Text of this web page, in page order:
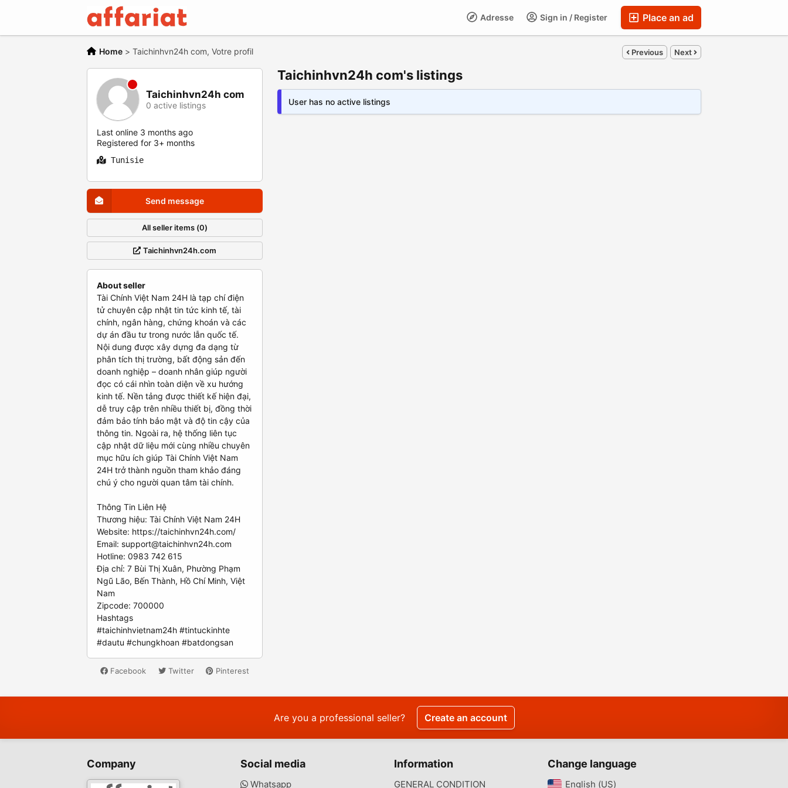
Place an ad
Sign in / Register
Adresse
Home > Taichinhvn24h com, Votre profil Previous Next
Taichinhvn24h com
0 active listings
Last online 3 months ago
Registered for 3+ months
Tunisie
Send message
All seller items (0)
Taichinhvn24h.com
About seller
Tài Chính Việt Nam 24H là tạp chí điện
tử chuyên cập nhật tin tức kinh tế, tài
chính, ngân hàng, chứng khoán và các
dự án đầu tư trong nước lẫn quốc tế.
Nội dung được xây dựng đa dạng từ
phân tích thị trường, bất động sản đến
doanh nghiệp – doanh nhân giúp người
đọc có cái nhìn toàn diện về xu hướng
kinh tế. Nền tảng được thiết kế hiện đại,
dễ truy cập trên nhiều thiết bị, đồng thời
đảm bảo tính bảo mật và độ tin cậy của
thông tin. Ngoài ra, hệ thống liên tục
cập nhật dữ liệu mới cùng nhiều chuyên
mục hữu ích giúp Tài Chính Việt Nam
24H trở thành nguồn tham khảo đáng
chú ý cho người quan tâm tài chính.
Thông Tin Liên Hệ
Thương hiệu: Tài Chính Việt Nam 24H
Website: https://taichinhvn24h.com/
Email: support@taichinhvn24h.com
Hotline: 0983 742 615
Địa chỉ: 7 Bùi Thị Xuân, Phường Phạm
Ngũ Lão, Bến Thành, Hồ Chí Minh, Việt
Nam
Zipcode: 700000
Hashtags
#taichinhvietnam24h #tintuckinhte
#dautu #chungkhoan #batdongsan
Facebook Twitter Pinterest
Taichinhvn24h com's listings
User has no active listings
Are you a professional seller? Create an account
Company Social media
Whatsapp
Information
GENERAL CONDITION
Change language
English (US)‎